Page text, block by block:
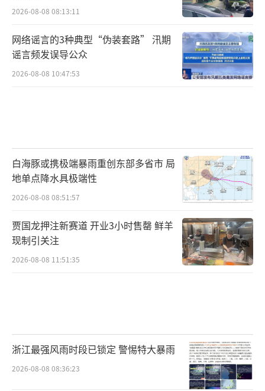
2026-08-08 08:13:11
网络谣言的3种典型“伪装套路” 汛期
谣言频发误导公众
2026-08-08 10:47:53
白海豚或携极端暴雨重创东部多省市 局
地单点降水具极端性
2026-08-08 08:51:57
贾国龙押注新赛道 开业3小时售罄 鲜羊
现制引关注
2026-08-08 11:51:35
浙江最强风雨时段已锁定 警惕特大暴雨
2026-08-08 08:36:23